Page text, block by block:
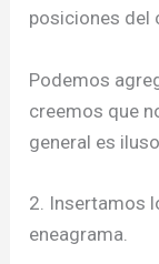
posiciones del
Podemos
creemos que
general es
2. Insertamos
eneagrama.